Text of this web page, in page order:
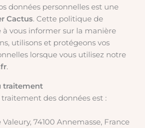
données personnelles est une
Cactus. Cette politique de
vous informer sur la manière
utilisons et protégeons vos
lorsque vous utilisez notre
.
traitement
des données est :
74100 Annemasse, France